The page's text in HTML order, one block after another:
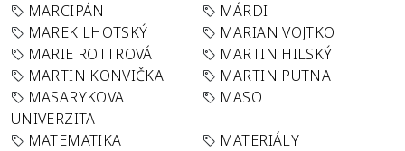
MARCIPÁN
MÁRDI
MAREK LHOTSKÝ
MARIAN VOJTKO
MARIE ROTTROVÁ
MARTIN HILSKÝ
MARTIN KONVIČKA
MARTIN PUTNA
MASARYKOVA
UNIVERZITA
MASO
MATEMATIKA
MATERIÁLY